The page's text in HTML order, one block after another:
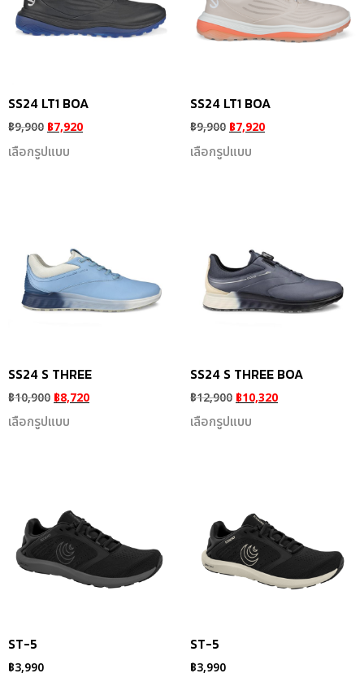
SS24 LT1 BOA
฿9,900 ฿7,920
เลือกรูปแบบ
SS24 LT1 BOA
฿9,900 ฿7,920
เลือกรูปแบบ
SS24 S THREE
฿10,900 ฿8,720
เลือกรูปแบบ
SS24 S THREE BOA
฿12,900 ฿10,320
เลือกรูปแบบ
ST-5
฿3,990
ST-5
฿3,990